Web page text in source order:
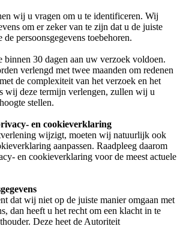
wij u vragen om u te identificeren. Wij
om er zeker van te zijn dat u de juiste
persoonsgegevens toebehoren.
binnen 30 dagen aan uw verzoek voldoen.
verlengd met twee maanden om redenen
de complexiteit van het verzoek en het
wij deze termijn verlengen, zullen wij u
stellen.
en cookieverklaring
wijzigt, moeten wij natuurlijk ook
aanpassen. Raadpleeg daarom
en cookieverklaring voor de meest actuele
dat wij niet op de juiste manier omgaan met
dan heeft u het recht om een klacht in te
Deze heet de Autoriteit